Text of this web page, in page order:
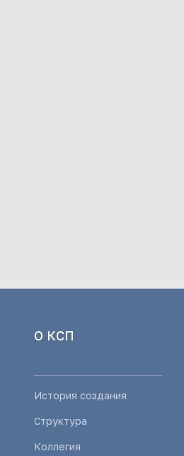
О КСП
История создания
Структура
Коллегия